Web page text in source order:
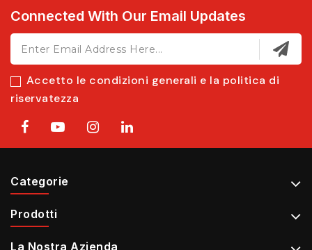
Connected With Our Email Updates
Accetto le condizioni generali e la politica di
riservatezza
Categorie
Prodotti
La Nostra Azienda